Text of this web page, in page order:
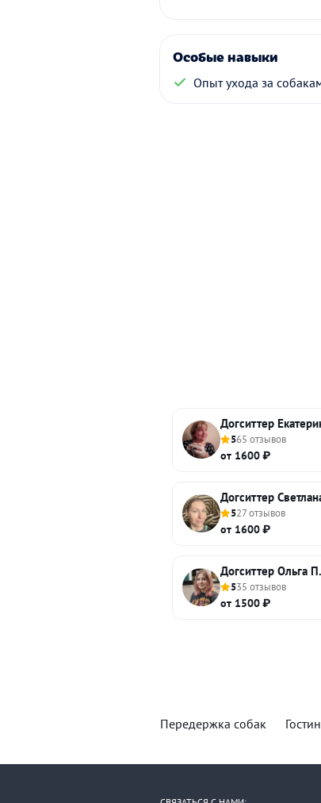
Особые навыки
Опыт ухода за
Догситтер
565 отзывов
от 1600 ₽
Догситтер
527 отзывов
от 1600 ₽
Догситтер Ольга П.
535 отзывов
от 1500 ₽
Передержка собак